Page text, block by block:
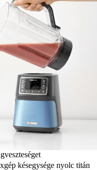
késegysége nyolc titán